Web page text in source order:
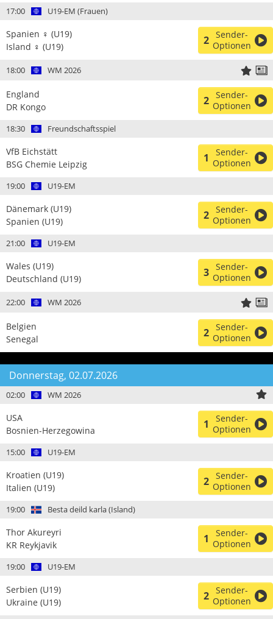
17:00 U19-EM (Frauen)
Spanien ♀ (U19)
Island ♀ (U19)
2 Sender-
Optionen
18:00 WM 2026
England
DR Kongo
2 Sender-
Optionen
18:30 Freundschaftsspiel
VfB Eichstätt
BSG Chemie Leipzig
1
Sender-
Optionen
19:00 U19-EM
Dänemark (U19)
Spanien (U19)
2 Sender-
Optionen
21:00 U19-EM
Wales (U19)
Deutschland (U19)
3 Sender-
Optionen
22:00 WM 2026
Belgien
Senegal
2 Sender-
Optionen
Donnerstag, 02.07.2026
02:00 WM 2026
USA
Bosnien-Herzegowina
1
Sender-
Optionen
15:00 U19-EM
Kroatien (U19)
Italien (U19)
2 Sender-
Optionen
19:00 Besta deild karla (Island)
Thor Akureyri
KR Reykjavik
1
Sender-
Optionen
19:00 U19-EM
Serbien (U19)
Ukraine (U19)
2 Sender-
Optionen